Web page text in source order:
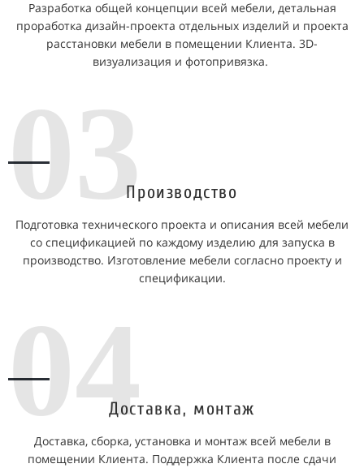
Разработка общей концепции всей мебели, детальная
проработка дизайн-проекта отдельных изделий и проекта
расстановки мебели в помещении Клиента. 3D-
визуализация и фотопривязка.
03Производство
Подготовка технического проекта и описания всей мебели
со спецификацией по каждому изделию для запуска в
производство. Изготовление мебели согласно проекту и
спецификации.
04Доставка, монтаж
Доставка, сборка, установка и монтаж всей мебели в
помещении Клиента. Поддержка Клиента после сдачи